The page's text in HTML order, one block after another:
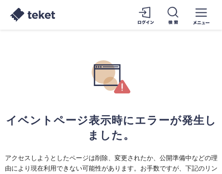
イベントページ表示時にエラーが発生し
ました。
アクセスしようとしたページは削除、変更されたか、公開準備中などの理
由により現在利用できない可能性があります。お手数ですが、下記のリン